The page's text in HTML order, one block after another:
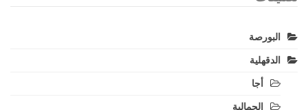
البورصة
الدقهلية
أجا
الجمالية